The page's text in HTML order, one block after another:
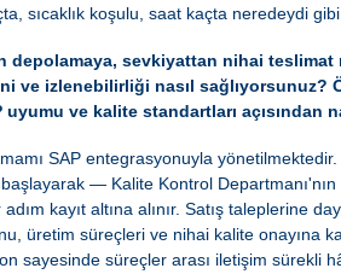
sıcaklık koşulu, saat kaçta neredeydi
depolamaya, sevkiyattan nihai teslimat
ve izlenebilirliği nasıl sağlıyorsunuz?
uyumu ve kalite standartları açısından
SAP entegrasyonuyla
— Kalite Kontrol
kayıt altına alınır. Satış taleplerine
üretim süreçleri ve nihai kalite onayına
sayesinde süreçler arası iletişim sürekli